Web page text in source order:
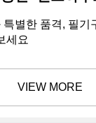
특별한 품격, 필기
세요
VIEW MORE